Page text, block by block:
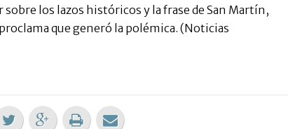
los lazos históricos y la frase de San Martín,
que generó la polémica. (Noticias